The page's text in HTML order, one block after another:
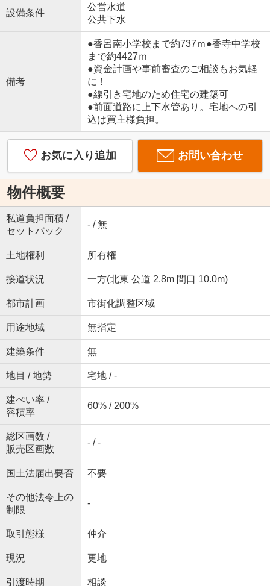
設備条件
公営水道
公共下水
備考
●香呂南小学校まで約737ｍ●香寺中学校
まで約4427ｍ
●資金計画や事前審査のご相談もお気軽
に！
●線引き宅地のため住宅の建築可
●前面道路に上下水管あり。宅地への引
込は買主様負担。
お気に入り追加 お問い合わせ
物件概要
私道負担面積 /
セットバック
- / 無
土地権利 所有権
接道状況 一方(北東 公道 2.8m 間口 10.0m)
都市計画 市街化調整区域
用途地域 無指定
建築条件 無
地目 / 地勢 宅地 / -
建ぺい率 /
容積率
60% / 200%
総区画数 /
販売区画数
- / -
国土法届出要否 不要
その他法令上の
制限
-
取引態様 仲介
現況 更地
引渡時期 相談